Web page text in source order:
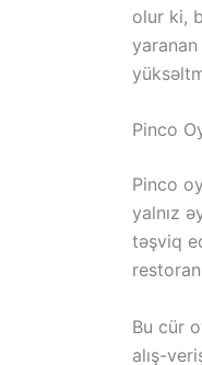
olur ki,
Pinco
Pinco
yalnız
təşviq
Bu cür
alış-